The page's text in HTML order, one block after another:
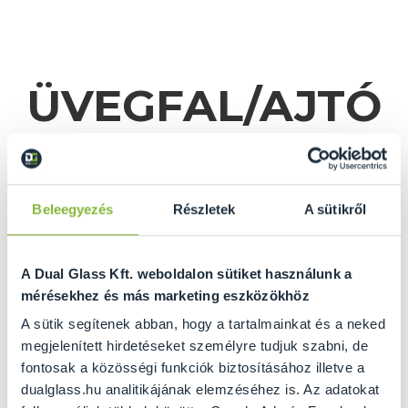
Beleegyezés Részletek A sütikről
A Dual Glass Kft. weboldalon sütiket használunk a
mérésekhez és más marketing eszközökhöz
A sütik segítenek abban, hogy a tartalmainkat és a neked
megjelenített hirdetéseket személyre tudjuk szabni, de
fontosak a közösségi funkciók biztosításához illetve a
dualglass.hu analitikájának elemzéséhez is. Az adatokat
ÜVEGFAL/AJTÓ
KALKULÁTOR
GRATULÁLUNK ÖNNEK